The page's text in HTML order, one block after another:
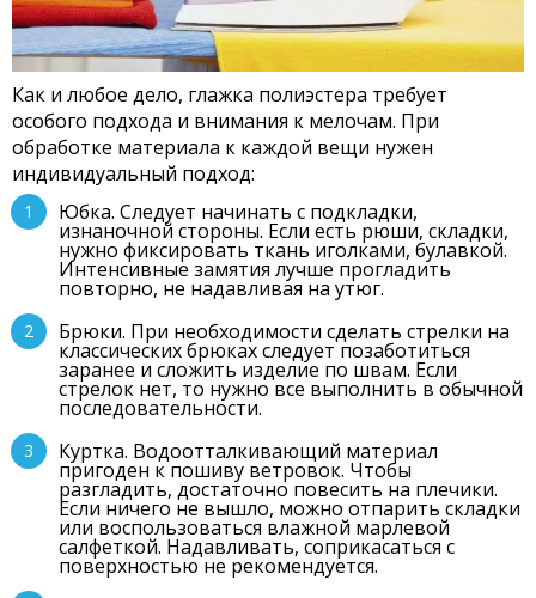
Как и любое дело, глажка полиэстера требует
особого подхода и внимания к мелочам. При
обработке материала к каждой вещи нужен
индивидуальный подход:
Юбка. Следует начинать с подкладки,
изнаночной стороны. Если есть рюши, складки,
нужно фиксировать ткань иголками, булавкой.
Интенсивные замятия лучше прогладить
повторно, не надавливая на утюг.
Брюки. При необходимости сделать стрелки на
классических брюках следует позаботиться
заранее и сложить изделие по швам. Если
стрелок нет, то нужно все выполнить в обычной
последовательности.
Куртка. Водоотталкивающий материал
пригоден к пошиву ветровок. Чтобы
разгладить, достаточно повесить на плечики.
Если ничего не вышло, можно отпарить складки
или воспользоваться влажной марлевой
салфеткой. Надавливать, соприкасаться с
поверхностью не рекомендуется.